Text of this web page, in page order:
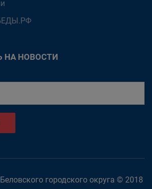
НА НОВОСТИ
городского округа © 2018